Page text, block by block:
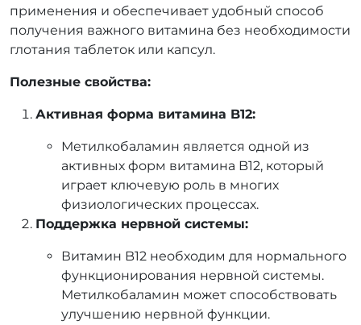
применения и обеспечивает удобный способ
получения важного витамина без необходимости
глотания таблеток или капсул.
Полезные свойства:
Активная форма витамина B12:
Метилкобаламин является одной из
активных форм витамина B12, который
играет ключевую роль в многих
физиологических процессах.
Поддержка нервной системы:
Витамин B12 необходим для нормального
функционирования нервной системы.
Метилкобаламин может способствовать
улучшению нервной функции.